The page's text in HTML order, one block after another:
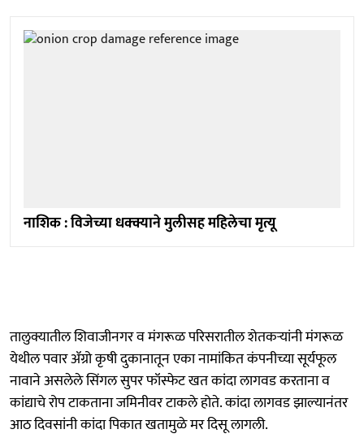
नाशिक : विजेच्या धक्क्याने मुलीसह महिलेचा मृत्यू
तालुक्यातील शिवाजीनगर व मंगरूळ परिसरातील शेतकऱ्यांनी मंगरूळ
येथील पवार ॲग्रो कृषी दुकानातून एका नामांकित कंपनीच्या सूर्यफूल
नावाने असलेले सिंगल सुपर फॉस्फेट खत कांदा लागवड करताना व
कांद्याचे रोप टाकताना जमिनीवर टाकले होते. कांदा लागवड झाल्यानंतर
आठ दिवसांनी कांदा पिकात खतामुळे मर दिसू लागली.